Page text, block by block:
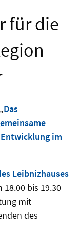
für die
Das
im
Leibnizhauses
bis 19.30
mit
des